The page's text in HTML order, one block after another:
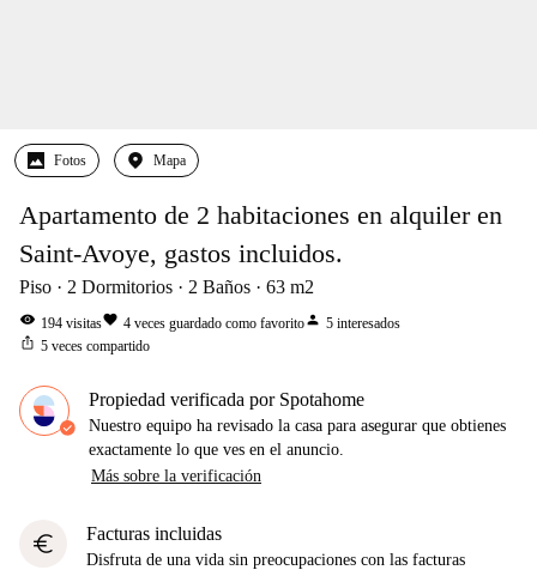
Fotos Mapa
Apartamento de 2 habitaciones en alquiler en
Saint-Avoye, gastos incluidos.
Piso 2 Dormitorios 2 Baños 63 m2
visibility 194 visitasfavorite 4 veces guardado como favoritoperson 5 interesados
ios_share 5 veces compartido
Propiedad verificada por Spotahome
Nuestro equipo ha revisado la casa para asegurar que obtienes
exactamente lo que ves en el anuncio.
Más sobre la verificación
euro Facturas incluidas
Disfruta de una vida sin preocupaciones con las facturas